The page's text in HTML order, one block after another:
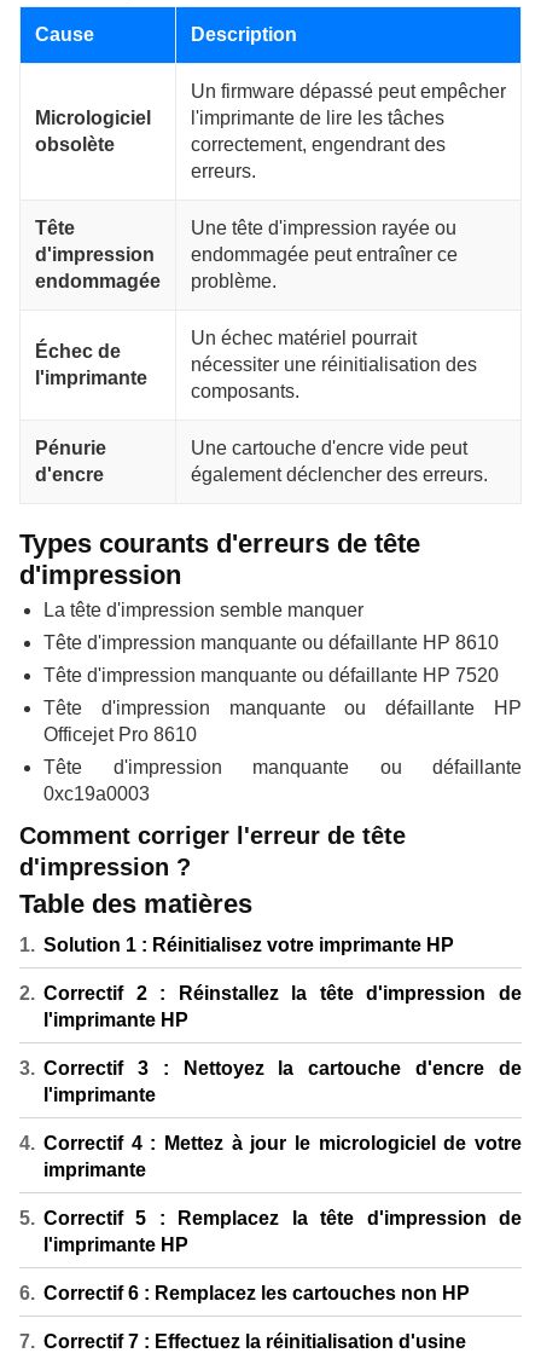
Cause Description
Micrologiciel
obsolète
Un firmware dépassé peut empêcher
l'imprimante de lire les tâches
correctement, engendrant des
erreurs.
Tête
d'impression
endommagée
Une tête d'impression rayée ou
endommagée peut entraîner ce
problème.
Échec de
l'imprimante
Un échec matériel pourrait
nécessiter une réinitialisation des
composants.
Pénurie
d'encre
Une cartouche d'encre vide peut
également déclencher des erreurs.
Types courants d'erreurs de tête
d'impression
La tête d'impression semble manquer
Tête d'impression manquante ou défaillante HP 8610
Tête d'impression manquante ou défaillante HP 7520
Tête d'impression manquante ou défaillante HP
Officejet Pro 8610
Tête d'impression manquante ou défaillante
0xc19a0003
Comment corriger l'erreur de tête
d'impression ?
Table des matières
Solution 1 : Réinitialisez votre imprimante HP
Correctif 2 : Réinstallez la tête d'impression de
l'imprimante HP
Correctif 3 : Nettoyez la cartouche d'encre de
l'imprimante
Correctif 4 : Mettez à jour le micrologiciel de votre
imprimante
Correctif 5 : Remplacez la tête d'impression de
l'imprimante HP
Correctif 6 : Remplacez les cartouches non HP
Correctif 7 : Effectuez la réinitialisation d'usine